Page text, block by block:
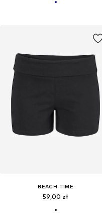
BEACH TIME
59,00 zł